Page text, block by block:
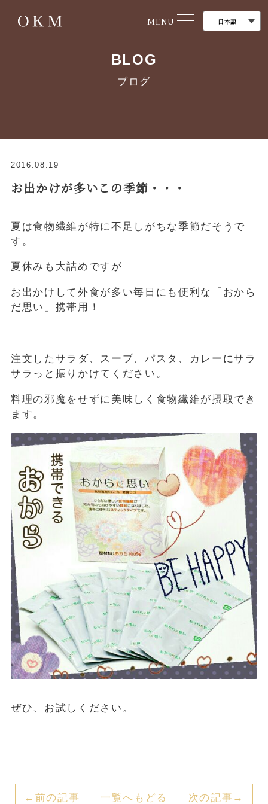
MENU
BLOG
ブログ
2016.08.19
お出かけが多いこの季節・・・
夏は食物繊維が特に不足しがちな季節だそうで
す。
夏休みも大詰めですが
お出かけして外食が多い毎日にも便利な「おから
だ思い」携帯用！
注文したサラダ、スープ、パスタ、カレーにサラ
サラっと振りかけてください。
料理の邪魔をせずに美味しく食物繊維が摂取でき
ます。
ぜひ、お試しください。
←前の記事 一覧へもどる 次の記事→